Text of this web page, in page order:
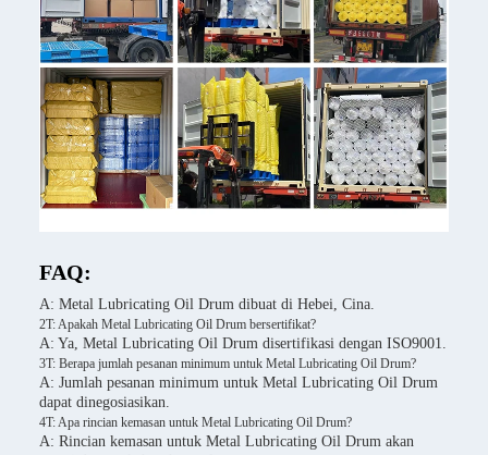
FAQ:
A: Metal Lubricating Oil Drum dibuat di Hebei, Cina.
2T: Apakah Metal Lubricating Oil Drum bersertifikat?
A: Ya, Metal Lubricating Oil Drum disertifikasi dengan ISO9001.
3T: Berapa jumlah pesanan minimum untuk Metal Lubricating Oil Drum?
A: Jumlah pesanan minimum untuk Metal Lubricating Oil Drum
dapat dinegosiasikan.
4T: Apa rincian kemasan untuk Metal Lubricating Oil Drum?
A: Rincian kemasan untuk Metal Lubricating Oil Drum akan